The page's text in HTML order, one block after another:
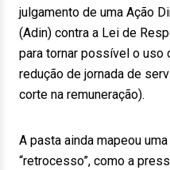
julgamento de uma Ação
(Adin) contra a Lei de
para tornar possível o
redução de jornada de
corte na remuneração).
A pasta ainda mapeou
“retrocesso”, como a